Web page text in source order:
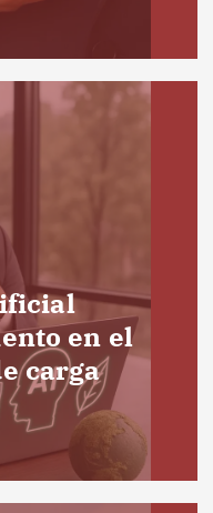
en el
carga